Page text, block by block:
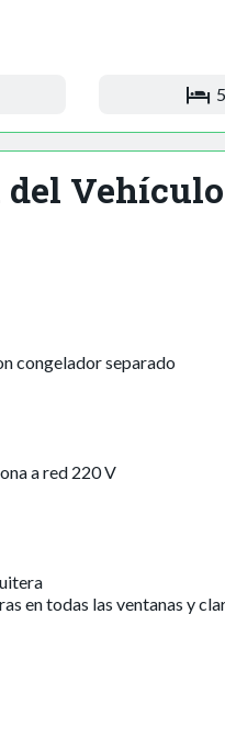
Vehículo
congelador separado
a red 220 V
en todas las ventanas y